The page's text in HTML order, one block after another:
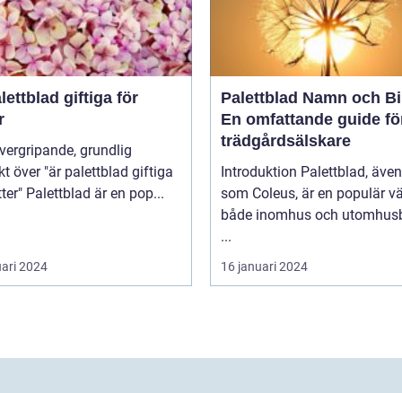
giftiga för
över "är palettblad giftiga
för katter" Palettblad är en pop...
2024
Palettblad Namn och
En omfattande guide
trädgårdsälskare
Introduktion Palettblad,
som Coleus, är en populär
både inomhus och
...
16 januari 2024